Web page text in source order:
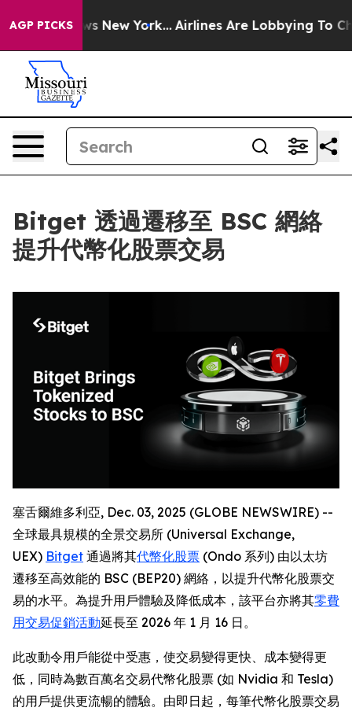
AGP PICKS
News New York... Airlines Are Lobbying To
Bitget 透過遷移至 BSC 網絡
提升代幣化股票交易
塞舌爾維多利亞, Dec. 03, 2025 (GLOBE NEWSWIRE) --
全球最具規模的全景交易所 (Universal Exchange,
UEX) Bitget 通過將其代幣化股票 (Ondo 系列) 由以太坊
遷移至高效能的 BSC (BEP20) 網絡，以提升代幣化股票交
易的水平。為提升用戶體驗及降低成本，該平台亦將其零費
用交易促銷活動延長至 2026 年 1 月 16 日。
此改動令用戶能從中受惠，使交易變得更快、成本變得更
低，同時為數百萬名交易代幣化股票 (如 Nvidia 和 Tesla)
的用戶提供更流暢的體驗。由即日起，每筆代幣化股票交易